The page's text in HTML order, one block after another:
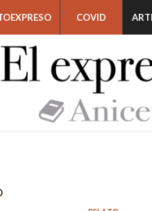
COVID